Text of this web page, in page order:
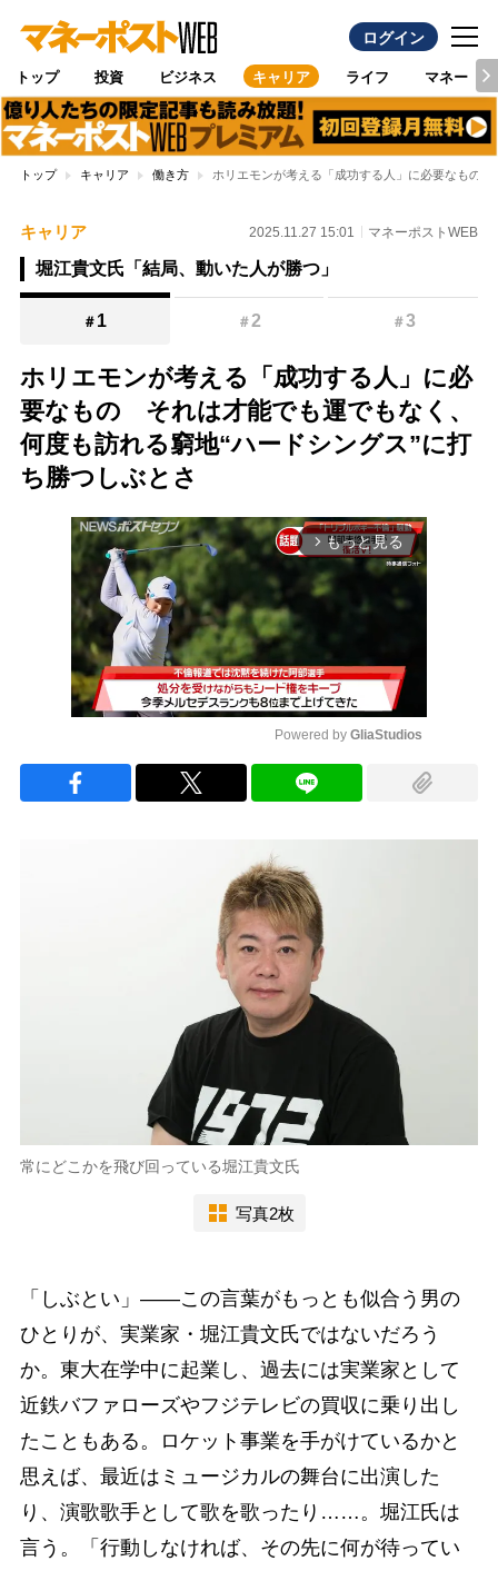
ログイン
トップ 投資 ビジネス キャリア ライフ マネー
トップ キャリア 働き方 ホリエモンが考える「成功する人」に必要なもの
キャリア 2025.11.27 15:01 マネーポストWEB
堀江貴文氏「結局、動いた人が勝つ」
＃ 1 ＃2 ＃3
ホリエモンが考える「成功する人」に必
要なもの それは才能でも運でもなく、
何度も訪れる窮地“ハードシングス”に打
ち勝つしぶとさ
arrow_forward_ios もっと見る
Powered by GliaStudios
常にどこかを飛び回っている堀江貴文氏
写真2枚
「しぶとい」――この言葉がもっとも似合う男の
ひとりが、実業家・堀江貴文氏ではないだろう
か。東大在学中に起業し、過去には実業家として
近鉄バファローズやフジテレビの買収に乗り出し
たこともある。ロケット事業を手がけているかと
思えば、最近はミュージカルの舞台に出演した
り、演歌歌手として歌を歌ったり……。堀江氏は
言う。「行動しなければ、その先に何が待ってい